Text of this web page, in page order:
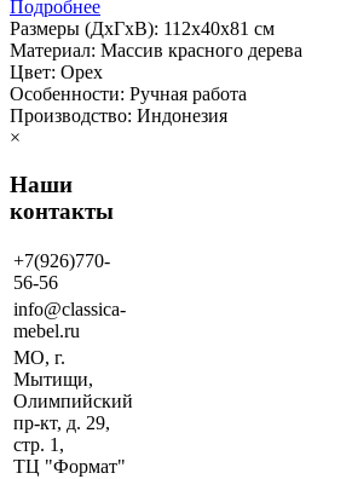
Подробнее
Размеры (ДхГхВ): 112х40х81 см
Материал: Массив красного дерева
Цвет: Орех
Особенности: Ручная работа
Производство: Индонезия
×
Наши
контакты
+7(926)770-
56-56
info@classica-
mebel.ru
МО, г.
Мытищи,
Олимпийский
пр-кт, д. 29,
стр. 1,
ТЦ "Формат"